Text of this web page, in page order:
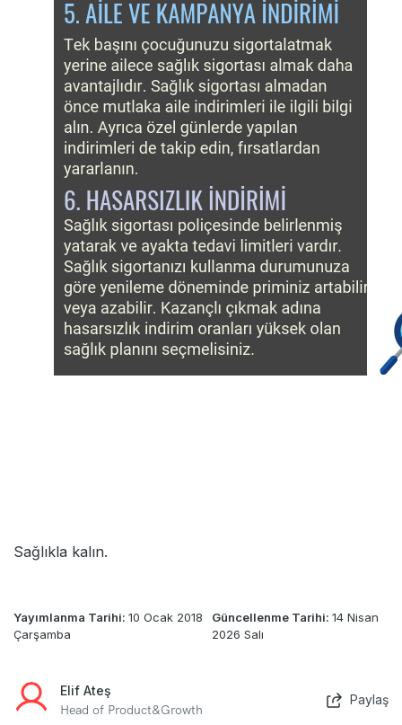
Sağlıkla kalın.
Yayımlanma Tarihi: 10 Ocak 2018
Çarşamba
Güncellenme Tarihi:14 Nisan
2026 Salı
Elif Ateş
Head of Product&Growth
Paylaş